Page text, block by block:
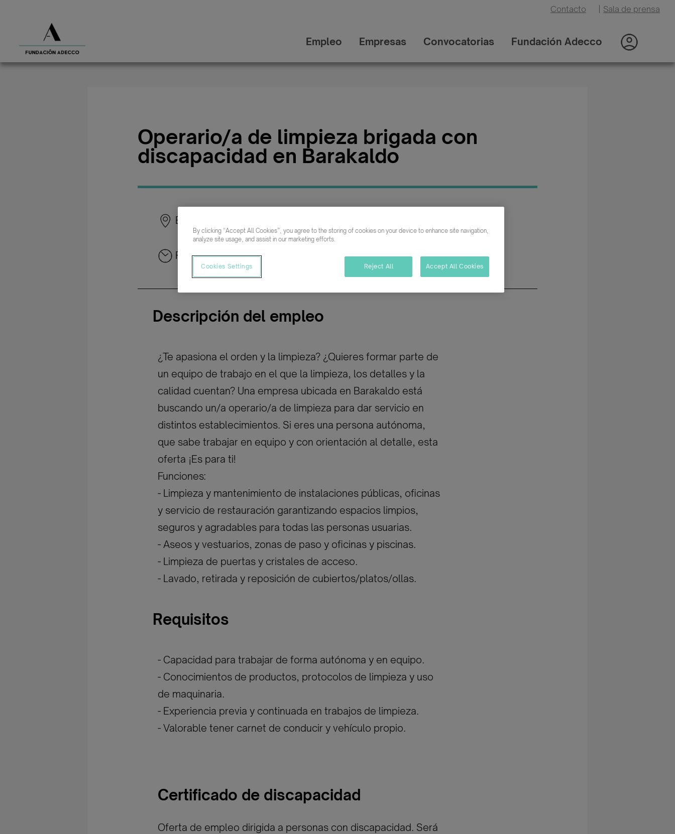
Contacto Sala de prensa
Empleo Empresas Convocatorias Fundación Adecco
Operario/a de limpieza brigada con
discapacidad en Barakaldo
Barakaldo 05/02/2026
Parcial rotativo Indefinido
Descripción del empleo
¿Te apasiona el orden y la limpieza? ¿Quieres formar parte de
un equipo de trabajo en el que la limpieza, los detalles y la
calidad cuentan? Una empresa ubicada en Barakaldo está
buscando un/a operario/a de limpieza para dar servicio en
distintos establecimientos. Si eres una persona autónoma,
que sabe trabajar en equipo y con orientación al detalle, esta
oferta ¡Es para ti!
Funciones:
- Limpieza y mantenimiento de instalaciones públicas, oficinas
y servicio de restauración garantizando espacios limpios,
seguros y agradables para todas las personas usuarias.
- Aseos y vestuarios, zonas de paso y oficinas y piscinas.
- Limpieza de puertas y cristales de acceso.
- Lavado, retirada y reposición de cubiertos/platos/ollas.
Requisitos
- Capacidad para trabajar de forma autónoma y en equipo.
- Conocimientos de productos, protocolos de limpieza y uso
de maquinaria.
- Experiencia previa y continuada en trabajos de limpieza.
- Valorable tener carnet de conducir y vehículo propio.
Certificado de discapacidad
Oferta de empleo dirigida a personas con discapacidad. Será
By clicking “Accept All Cookies”, you agree to the storing of cookies on your device to enhance site navigation,
analyze site usage, and assist in our marketing efforts.
Cookies Settings Reject All Accept All Cookies